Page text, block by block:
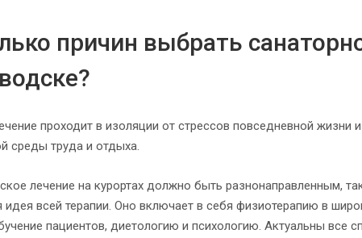
причин выбрать
проходит в изоляции от стрессов повседневной жизни
среды труда и отдыха.
лечение на курортах должно быть разнонаправленным,
идея всей терапии. Оно включает в себя физиотерапию в
пациентов, диетологию и психологию. Актуальны все